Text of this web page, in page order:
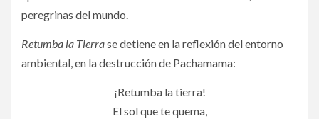
peregrinas del mundo.
Retumba la Tierrase detiene en la reflexión del entorno
ambiental, en la destrucción de Pachamama:
¡Retumba la tierra!
El sol que te quema,